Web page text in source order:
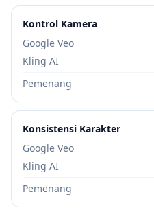
Kontrol Kamera
Google Veo
Kling AI
Pemenang
Konsistensi Karakter
Google Veo
Kling AI
Pemenang